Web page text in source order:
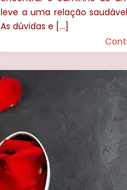
leve a uma relação
As dúvidas e […]